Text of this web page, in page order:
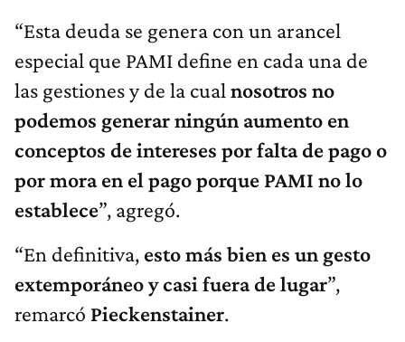
“Esta deuda se genera con un arancel
especial que PAMI define en cada una de
las gestiones y de la cual nosotros no
podemos generar ningún aumento en
conceptos de intereses por falta de pago o
por mora en el pago porque PAMI no lo
establece”, agregó.
“En definitiva, esto más bien es un gesto
extemporáneo y casi fuera de lugar”,
remarcó Pieckenstainer.